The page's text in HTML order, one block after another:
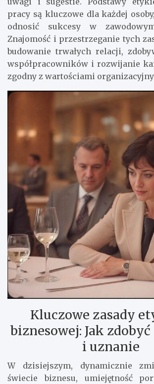
pracy są kluczowe dla każdej
odnosić sukcesy w
Znajomość i przestrzeganie tych
budowanie trwałych relacji,
współpracowników i rozwijanie
zgodny z wartościami
Kluczowe zasady
biznesowej: Jak
i uznanie
W dzisiejszym, dynamicznie
świecie biznesu, umiejętność